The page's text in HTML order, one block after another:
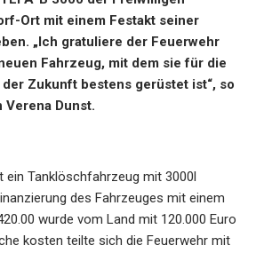
Ort mit einem Festakt seiner
„Ich gratuliere der Feuerwehr
Fahrzeug, mit dem sie für die
Zukunft bestens gerüstet ist“, so
Verena Dunst.
ein Tanklöschfahrzeug mit 3000l
des Fahrzeuges mit einem
wurde vom Land mit 120.000 Euro
kosten teilte sich die Feuerwehr mit